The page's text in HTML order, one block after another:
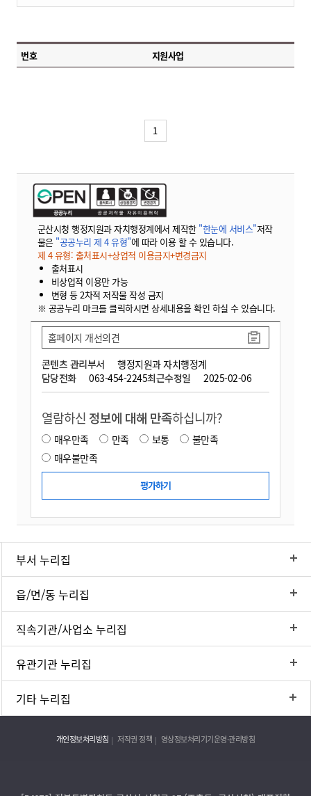
번호 지원사업
1
군산시청 행정지원과 자치행정계에서 제작한 "한눈에 서비스"저작
물은 "공공누리 제 4 유형"에 따라 이용 할 수 있습니다.
제 4 유형: 출처표시+상업적 이용금지+변경금지
출처표시
비상업적 이용만 가능
변형 등 2차적 저작물 작성 금지
※ 공공누리 마크를 클릭하시면 상세내용을 확인 하실 수 있습니다.
콘텐츠 관리부서
행정지원과 자치행정계
담당전화
063-454-2245최근수정일 2025-02-06
홈페이지 개선의견
열람하신 정보에 대해 만족하십니까?
매우만족 만족 보통
불만족
매우불만족
부서 누리집
읍/면/동 누리집
직속기관/사업소 누리집
유관기관 누리집
기타 누리집
개인정보처리방침 저작권 정책 영상정보처리기기운영·관리방침